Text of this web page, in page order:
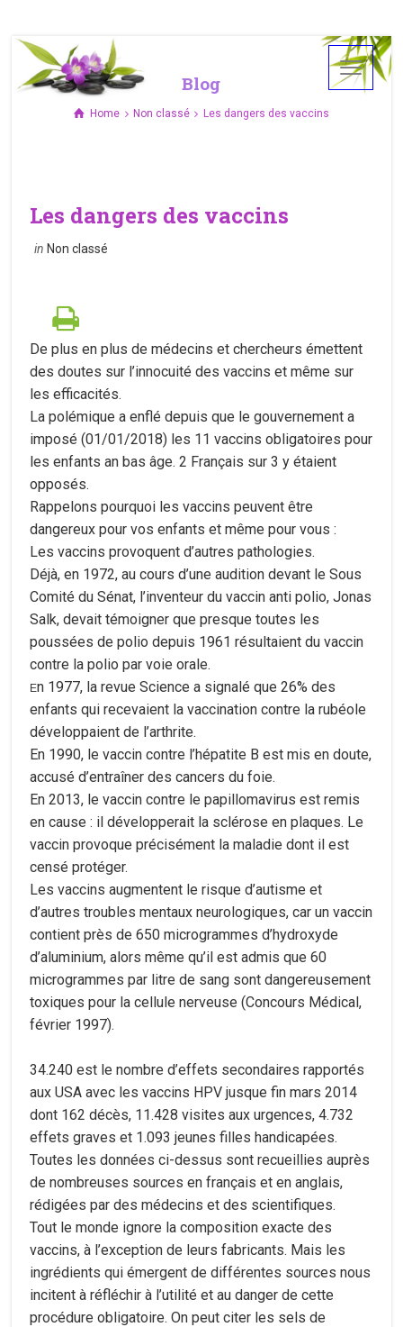
Blog
Home Non classé Les dangers des vaccins
Les dangers des vaccins
in Non classé
De plus en plus de médecins et chercheurs émettent
des doutes sur l’innocuité des vaccins et même sur
les efficacités.
La polémique a enflé depuis que le gouvernement a
imposé (01/01/2018) les 11 vaccins obligatoires pour
les enfants an bas âge. 2 Français sur 3 y étaient
opposés.
Rappelons pourquoi les vaccins peuvent être
dangereux pour vos enfants et même pour vous :
Les vaccins provoquent d’autres pathologies.
Déjà, en 1972, au cours d’une audition devant le Sous
Comité du Sénat, l’inventeur du vaccin anti polio, Jonas
Salk, devait témoigner que presque toutes les
poussées de polio depuis 1961 résultaient du vaccin
contre la polio par voie orale.
En 1977, la revue Science a signalé que 26% des
enfants qui recevaient la vaccination contre la rubéole
développaient de l’arthrite.
En 1990, le vaccin contre l’hépatite B est mis en doute,
accusé d’entraîner des cancers du foie.
En 2013, le vaccin contre le papillomavirus est remis
en cause : il développerait la sclérose en plaques. Le
vaccin provoque précisément la maladie dont il est
censé protéger.
Les vaccins augmentent le risque d’autisme et
d’autres troubles mentaux neurologiques, car un vaccin
contient près de 650 microgrammes d’hydroxyde
d’aluminium, alors même qu’il est admis que 60
microgrammes par litre de sang sont dangereusement
toxiques pour la cellule nerveuse (Concours Médical,
février 1997).
​34.240 est le nombre d’effets secondaires rapportés
aux USA avec les vaccins HPV jusque fin mars 2014
dont 162 décès, 11.428 visites aux urgences, 4.732
effets graves et 1.093 jeunes filles handicapées.
Toutes les données ci-dessus sont recueillies auprès
de nombreuses sources en français et en anglais,
rédigées par des médecins et des scientifiques.
Tout le monde ignore la composition exacte des
vaccins, à l’exception de leurs fabricants. Mais les
ingrédients qui émergent de différentes sources nous
incitent à réfléchir à l’utilité et au danger de cette
procédure obligatoire. On peut citer les sels de